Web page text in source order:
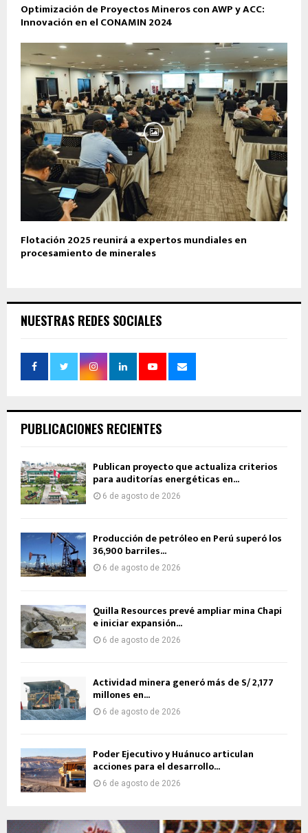
Optimización de Proyectos Mineros con AWP y ACC:
Innovación en el CONAMIN 2024
Flotación 2025 reunirá a expertos mundiales en
procesamiento de minerales
NUESTRAS REDES SOCIALES
PUBLICACIONES RECIENTES
Publican proyecto que actualiza criterios
para auditorías energéticas en...
6 de agosto de 2026
Producción de petróleo en Perú superó los
36,900 barriles...
6 de agosto de 2026
Quilla Resources prevé ampliar mina Chapi
e iniciar expansión...
6 de agosto de 2026
Actividad minera generó más de S/ 2,177
millones en...
6 de agosto de 2026
Poder Ejecutivo y Huánuco articulan
acciones para el desarrollo...
6 de agosto de 2026